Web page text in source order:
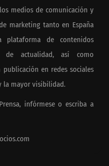
medios de comunicación y
marketing tanto en España
plataforma de contenidos
de actualidad, así como
en redes sociales
la mayor visibilidad.
infórmese o escriba a